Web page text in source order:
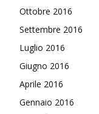
Ottobre 2016
Settembre 2016
Luglio 2016
Giugno 2016
Aprile 2016
Gennaio 2016